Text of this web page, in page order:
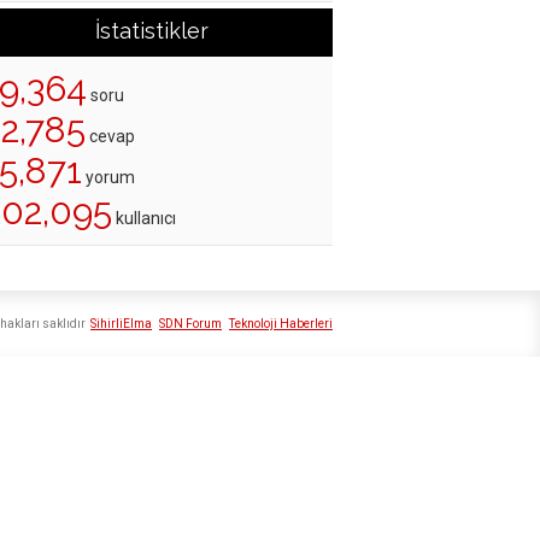
İstatistikler
soru
cevap
yorum
kullanıcı
SihirliElma SDN Forum Teknoloji Haberleri
saklıdır